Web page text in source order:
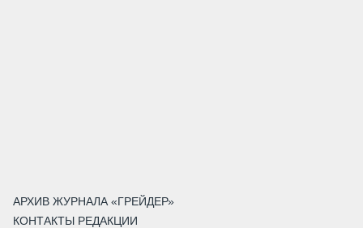
АРХИВ ЖУРНАЛА «ГРЕЙДЕР»
КОНТАКТЫ РЕДАКЦИИ